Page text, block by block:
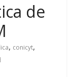
de
, conicyt,